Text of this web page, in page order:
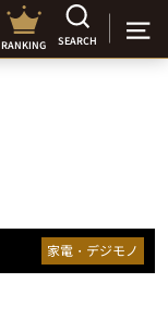
RANKING SEARCH
家電・デジモノ